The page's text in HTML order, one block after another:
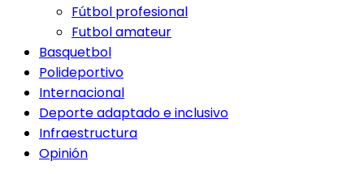
Fútbol profesional
Futbol amateur
Basquetbol
Polideportivo
Internacional
Deporte adaptado e inclusivo
Infraestructura
Opinión